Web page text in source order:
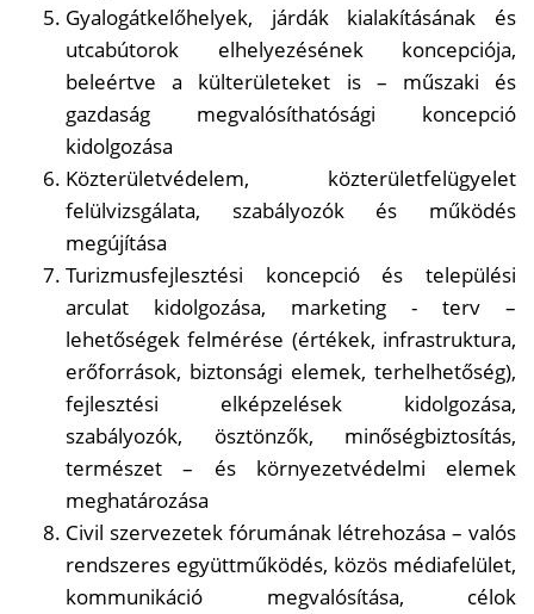
Gyalogátkelőhelyek, járdák kialakításának és
utcabútorok elhelyezésének koncepciója,
beleértve a külterületeket is – műszaki és
gazdaság megvalósíthatósági koncepció
kidolgozása
Közterületvédelem, közterületfelügyelet
felülvizsgálata, szabályozók és működés
megújítása
Turizmusfejlesztési koncepció és települési
arculat kidolgozása, marketing - terv –
lehetőségek felmérése (értékek, infrastruktura,
erőforrások, biztonsági elemek, terhelhetőség),
fejlesztési elképzelések kidolgozása,
szabályozók, ösztönzők, minőségbiztosítás,
természet – és környezetvédelmi elemek
meghatározása
Civil szervezetek fórumának létrehozása – valós
rendszeres együttműködés, közös médiafelület,
kommunikáció megvalósítása, célok